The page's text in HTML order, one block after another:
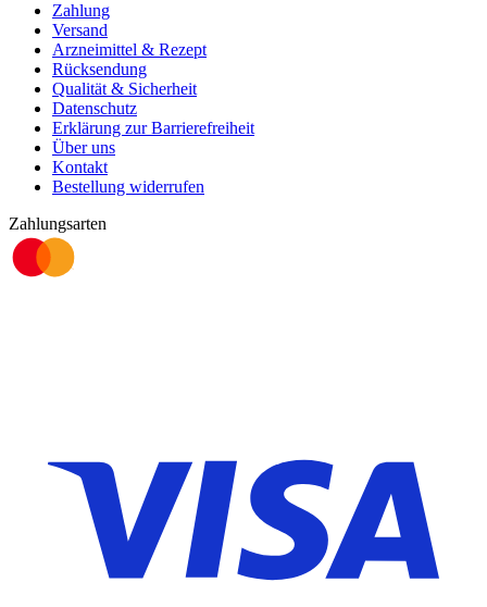
Zahlung
Versand
Arzneimittel & Rezept
Rücksendung
Qualität & Sicherheit
Datenschutz
Erklärung zur Barrierefreiheit
Über uns
Kontakt
Bestellung widerrufen
Zahlungsarten